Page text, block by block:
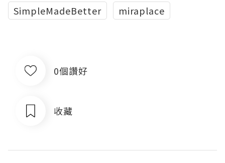
SimpleMadeBetter miraplace
0個讚好
收藏